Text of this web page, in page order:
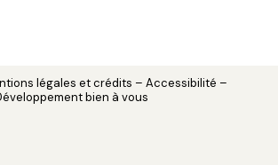
légales et crédits – Accessibilité –
bien à vous